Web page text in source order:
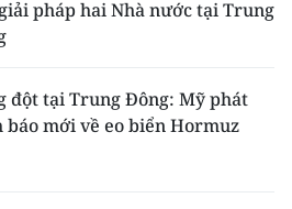
pháp hai Nhà nước tại Trung
đột tại Trung Đông: Mỹ phát
báo mới về eo biển Hormuz